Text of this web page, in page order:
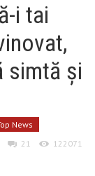
i tai
simtă și
News
21 122071